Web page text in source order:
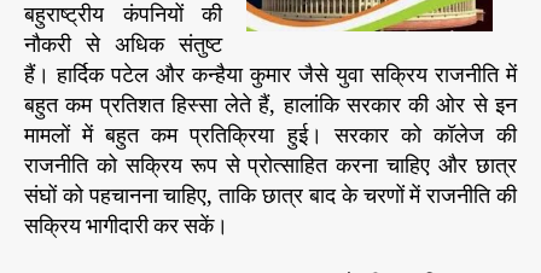
बहुराष्ट्रीय कंपनियों की
नौकरी से अधिक संतुष्ट
हैं। हार्दिक पटेल और कन्हैया कुमार जैसे युवा सक्रिय राजनीति में
बहुत कम प्रतिशत हिस्सा लेते हैं, हालांकि सरकार की ओर से इन
मामलों में बहुत कम प्रतिक्रिया हुई। सरकार को कॉलेज की
राजनीति को सक्रिय रूप से प्रोत्साहित करना चाहिए और छात्र
संघों को पहचानना चाहिए, ताकि छात्र बाद के चरणों में राजनीति की
सक्रिय भागीदारी कर सकें।